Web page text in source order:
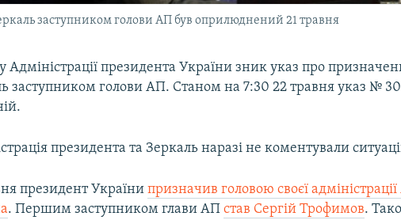
заступником голови АП був оприлюднений 21 травня
Адміністрації президента України зник указ про
заступником голови АП. Станом на 7:30 22 травня указ №
президента та Зеркаль наразі не коментували
президент Українипризначив головою своєї
. Першим заступником глави АПстав Сергій Трофимов.